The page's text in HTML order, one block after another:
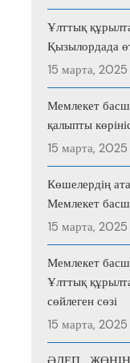
Ұлттық
Қызылордада
15 марта, 2025
Мемлекет
қалыпты
15 марта, 2025
Көшелердің
Мемлекет
15 марта, 2025
Мемлекет
Ұлттық
сөйлеген сөзі
15 марта, 2025